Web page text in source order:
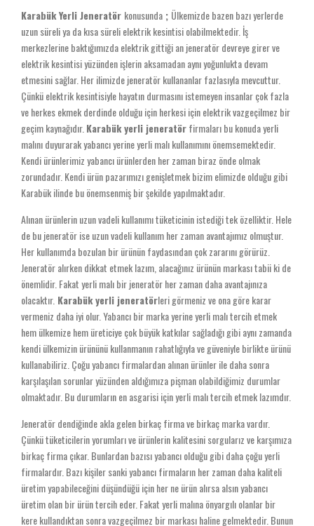
Karabük Yerli Jeneratör konusunda ; Ülkemizde bazen bazı yerlerde
uzun süreli ya da kısa süreli elektrik kesintisi olabilmektedir. İş
merkezlerine baktığımızda elektrik gittiği an jeneratör devreye girer ve
elektrik kesintisi yüzünden işlerin aksamadan aynı yoğunlukta devam
etmesini sağlar. Her ilimizde jeneratör kullananlar fazlasıyla mevcuttur.
Çünkü elektrik kesintisiyle hayatın durmasını istemeyen insanlar çok fazla
ve herkes ekmek derdinde olduğu için herkesi için elektrik vazgeçilmez bir
geçim kaynağıdır. Karabük yerli jeneratörfirmaları bu konuda yerli
malını duyurarak yabancı yerine yerli malı kullanımını önemsemektedir.
Kendi ürünlerimiz yabancı ürünlerden her zaman biraz önde olmak
zorundadır. Kendi ürün pazarımızı genişletmek bizim elimizde olduğu gibi
Karabük ilinde bu önemsenmiş bir şekilde yapılmaktadır.
Alınan ürünlerin uzun vadeli kullanımı tüketicinin istediği tek özelliktir. Hele
de bu jeneratör ise uzun vadeli kullanım her zaman avantajımız olmuştur.
Her kullanımda bozulan bir ürünün faydasından çok zararını görürüz.
Jeneratör alırken dikkat etmek lazım, alacağınız ürünün markası tabii ki de
önemlidir. Fakat yerli malı bir jeneratör her zaman daha avantajınıza
olacaktır. Karabük yerli jeneratörleri görmeniz ve ona göre karar
vermeniz daha iyi olur. Yabancı bir marka yerine yerli malı tercih etmek
hem ülkemize hem üreticiye çok büyük katkılar sağladığı gibi aynı zamanda
kendi ülkemizin ürününü kullanmanın rahatlığıyla ve güveniyle birlikte ürünü
kullanabiliriz. Çoğu yabancı firmalardan alınan ürünler ile daha sonra
karşılaşılan sorunlar yüzünden aldığımıza pişman olabildiğimiz durumlar
olmaktadır. Bu durumların en asgarisi için yerli malı tercih etmek lazımdır.
Jeneratör dendiğinde akla gelen birkaç firma ve birkaç marka vardır.
Çünkü tüketicilerin yorumları ve ürünlerin kalitesini sorgularız ve karşımıza
birkaç firma çıkar. Bunlardan bazısı yabancı olduğu gibi daha çoğu yerli
firmalardır. Bazı kişiler sanki yabancı firmaların her zaman daha kaliteli
üretim yapabileceğini düşündüğü için her ne ürün alırsa alsın yabancı
üretim olan bir ürün tercih eder. Fakat yerli malına önyargılı olanlar bir
kere kullandıktan sonra vazgeçilmez bir markası haline gelmektedir. Bunun